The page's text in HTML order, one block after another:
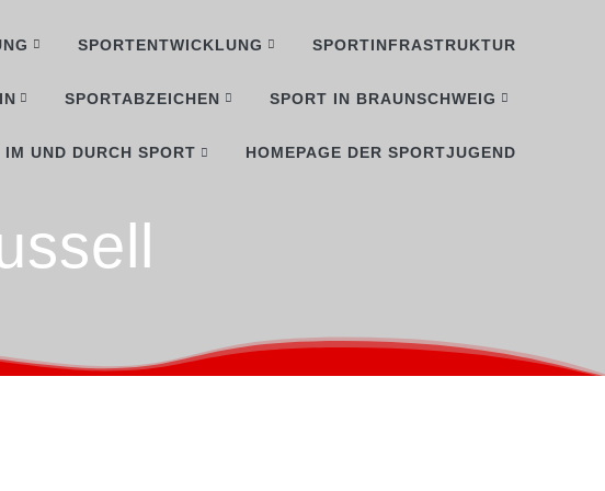
SPORTENTWICKLUNG SPORTINFRASTRUKTUR
SPORTABZEICHEN SPORT IN BRAUNSCHWEIG
UND DURCH SPORT HOMEPAGE DER SPORTJUGEND